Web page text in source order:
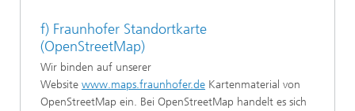
f) Fraunhofer Standortkarte
(OpenStreetMap)
Wir binden auf unserer
Website www.maps.fraunhofer.de Kartenmaterial von
OpenStreetMap ein. Bei OpenStreetMap handelt es sich